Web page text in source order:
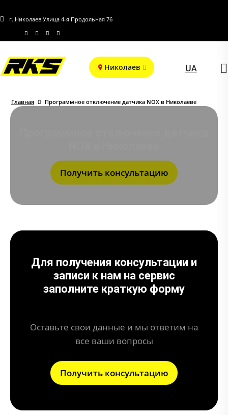
г. Николаев Улица 4-я Продольная 76
Николаев UA
Главная Программное отключение датчика NOX в Николаеве
Получить консультацию
Для получения консультации и
записи к нам на сервис
заполните краткую форму
Оставьте свои данные и мы ответим на
все ваши вопросы
Получить консультацию